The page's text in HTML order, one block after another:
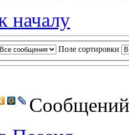
началу
Поле сортировки